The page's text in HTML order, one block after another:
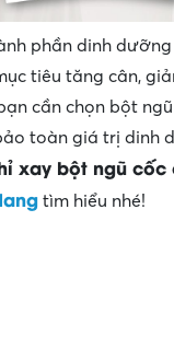
phần dinh
tiêu tăng cân,
cần chọn bột
toàn giá trị dinh
xay bột ngũ cốc
tìm hiểu nhé!